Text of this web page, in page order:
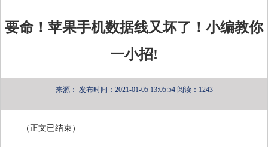
要命！苹果手机数据线又坏了！小编教你
一小招!
来源： 发布时间：2021-01-05 13:05:54 阅读：1243
（正文已结束）